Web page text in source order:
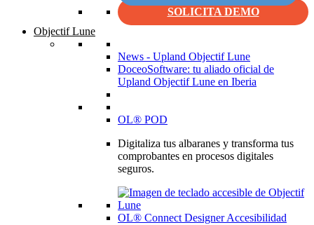
SOLICITA DEMO
Objectif Lune
News - Upland Objectif Lune
DoceoSoftware: tu aliado oficial de
Upland Objectif Lune en Iberia
OL® POD
Digitaliza tus albaranes y transforma tus
comprobantes en procesos digitales
seguros.
OL® Connect Designer Accesibilidad